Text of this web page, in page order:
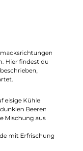
Hier findest du
eisige Kühle
Beeren
Mischung aus
mit Erfrischung